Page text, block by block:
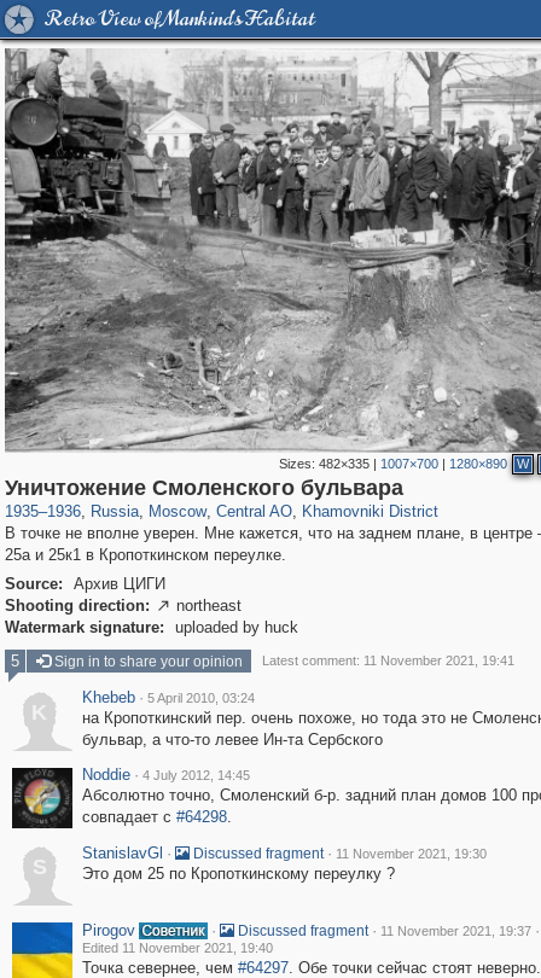
Retro View of Mankind's Habitat
Sizes: 482×335| 1007×700| 1280×890 W
Уничтожение Смоленского бульвара
1935–1936, Russia
1,406,840 29,243
, Moscow
319,864 8,286
, Central AO
160,012 5,916
, Khamovniki District
19,395 722
В точке не вполне уверен. Мне кажется, что на заднем плане, в
25а и 25к1 в Кропоткинском переулке.
Source:
Архив ЦИГИ
Shooting direction:  northeast
Watermark signature:
uploaded by huck
5
Sign in to share your opinion Latest comment: 11 November 2021, 19:41
K
Khebeb · 5 April 2010, 03:24
на Кропоткинский пер. очень похоже, но тода это не
бульвар, а что-то левее Ин-та Сербского
Noddie · 4 July 2012, 14:45
Абсолютно точно, Смоленский б-р. задний план домов 100
совпадает с #64298.
S
StanislavGl · Discussed fragment · 11 November 2021, 19:30
Это дом 25 по Кропоткинскому переулку ?
Pirogov · Discussed fragment · 11 November 2021, 19:37 ·
Edited 11 November 2021, 19:40
Точка севернее, чем #64297. Обе точки сейчас стоят неверно.